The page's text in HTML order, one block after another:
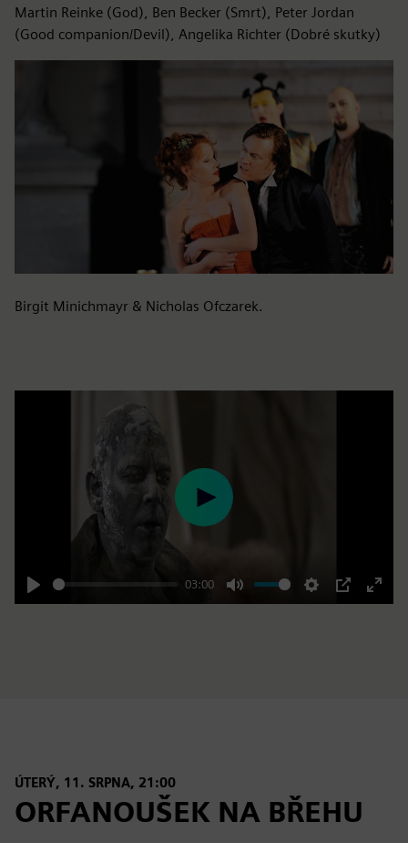
Martin Reinke (God), Ben Becker (Smrt), Peter Jordan
(Good companion/Devil), Angelika Richter (Dobré skutky)
Birgit Minichmayr & Nicholas Ofczarek.
Play
03:00
Mute Settings
PIP
Enter
Play
ÚTERÝ, 11. SRPNA, 21:00
ORFANOUŠEK NA BŘEHU